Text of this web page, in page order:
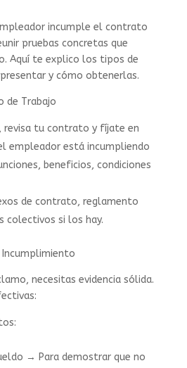
incumple el contrato
pruebas concretas que
Aquí te explico los tipos de
y cómo obtenerlas.
de Trabajo
revisa tu contrato y fíjate en
empleador está incumpliendo
beneficios, condiciones
de contrato, reglamento
colectivos si los hay.
Incumplimiento
necesitas evidencia sólida.
→ Para demostrar que no